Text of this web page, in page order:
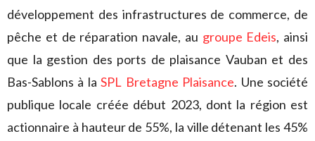
développement des infrastructures de commerce, de
pêche et de réparation navale, au groupe Edeis, ainsi
que la gestion des ports de plaisance Vauban et des
Bas-Sablons à laSPL Bretagne Plaisance. Une société
publique locale créée début 2023, dont la région est
actionnaire à hauteur de 55%, la ville détenant les 45%